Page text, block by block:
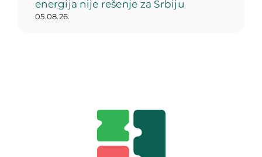
energija nije rešenje za Srbiju
05.08.26.